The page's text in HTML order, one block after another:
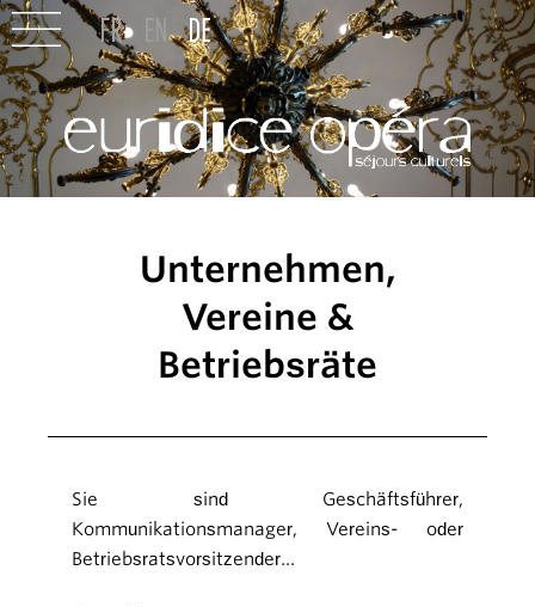
Unternehmen,
Vereine &
Betriebsräte
Sie sind Geschäftsführer,
Kommunikationsmanager, Vereins- oder
Betriebsratsvorsitzender…